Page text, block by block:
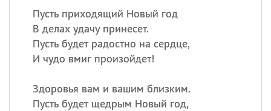
Пусть приходящий Новый год
В делах удачу принесет.
Пусть будет радостно на сердце,
И чудо вмиг произойдет!
Здоровья вам и вашим близким.
Пусть будет щедрым Новый год,